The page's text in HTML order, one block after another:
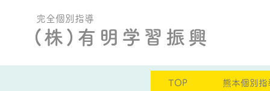
完全個別指導
(株)有明学習振興
TOP 熊本個別指